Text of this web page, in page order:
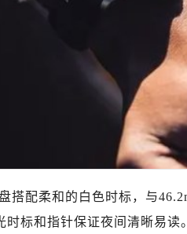
海口市龙华区金贸东路5号
唐山市路南区新华东道100
台州市椒江区东海大道1800
内蒙古自治区呼和浩特市玉
甘肃省兰州市七里河区西津
重庆市解放碑渝中区民权路
黑龙江省大庆市萨尔图区会
黑龙江省鹤岗市向阳区红军
黑龙江省佳木斯市向阳区长
搭配柔和的白色时标，与
时标和指针保证夜间清晰易读